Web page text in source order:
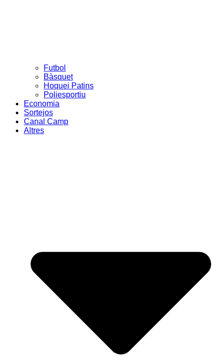
Futbol
Bàsquet
Hoquei Patins
Poliesportiu
Economia
Sortejos
Canal Camp
Altres